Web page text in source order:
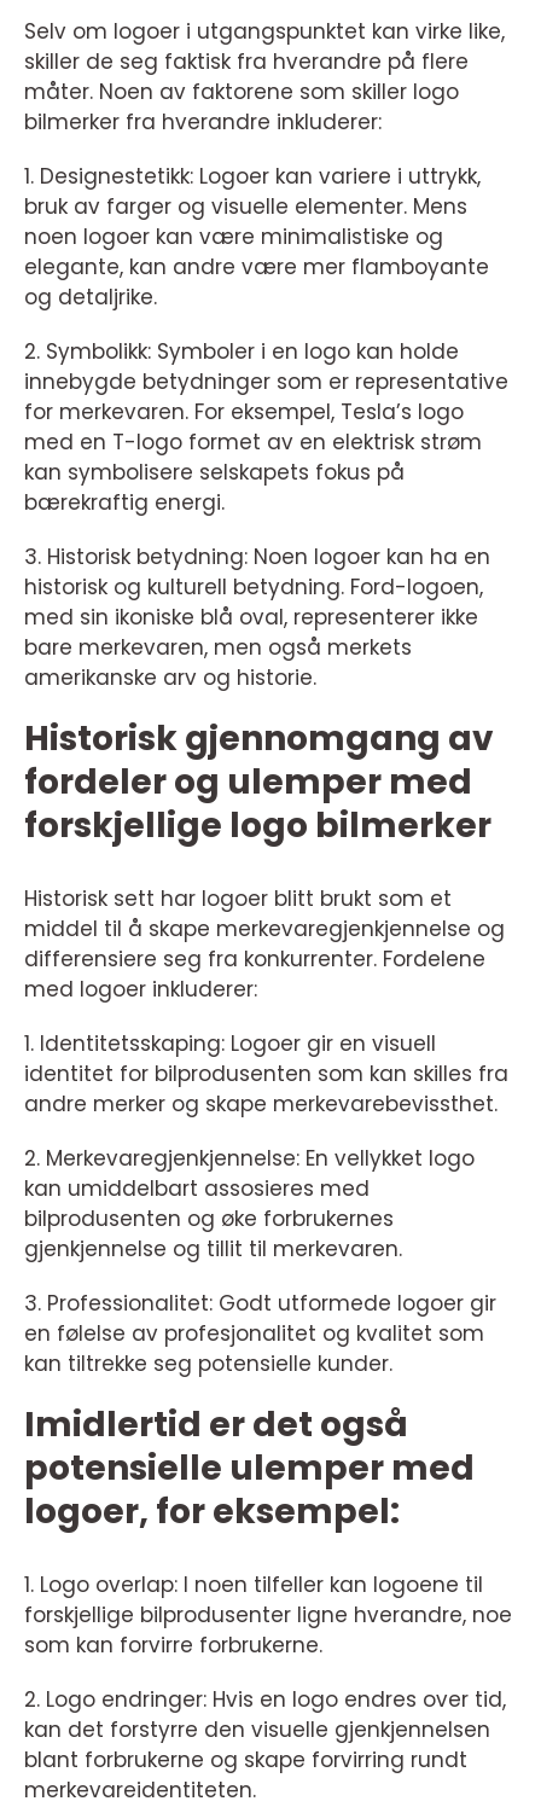
Selv om logoer i utgangspunktet kan virke like,
skiller de seg faktisk fra hverandre på flere
måter. Noen av faktorene som skiller logo
bilmerker fra hverandre inkluderer:
1. Designestetikk: Logoer kan variere i uttrykk,
bruk av farger og visuelle elementer. Mens
noen logoer kan være minimalistiske og
elegante, kan andre være mer flamboyante
og detaljrike.
2. Symbolikk: Symboler i en logo kan holde
innebygde betydninger som er representative
for merkevaren. For eksempel, Tesla’s logo
med en T-logo formet av en elektrisk strøm
kan symbolisere selskapets fokus på
bærekraftig energi.
3. Historisk betydning: Noen logoer kan ha en
historisk og kulturell betydning. Ford-logoen,
med sin ikoniske blå oval, representerer ikke
bare merkevaren, men også merkets
amerikanske arv og historie.
Historisk gjennomgang av
fordeler og ulemper med
forskjellige logo bilmerker
Historisk sett har logoer blitt brukt som et
middel til å skape merkevaregjenkjennelse og
differensiere seg fra konkurrenter. Fordelene
med logoer inkluderer:
1. Identitetsskaping: Logoer gir en visuell
identitet for bilprodusenten som kan skilles fra
andre merker og skape merkevarebevissthet.
2. Merkevaregjenkjennelse: En vellykket logo
kan umiddelbart assosieres med
bilprodusenten og øke forbrukernes
gjenkjennelse og tillit til merkevaren.
3. Professionalitet: Godt utformede logoer gir
en følelse av profesjonalitet og kvalitet som
kan tiltrekke seg potensielle kunder.
Imidlertid er det også
potensielle ulemper med
logoer, for eksempel:
1. Logo overlap: I noen tilfeller kan logoene til
forskjellige bilprodusenter ligne hverandre, noe
som kan forvirre forbrukerne.
2. Logo endringer: Hvis en logo endres over tid,
kan det forstyrre den visuelle gjenkjennelsen
blant forbrukerne og skape forvirring rundt
merkevareidentiteten.